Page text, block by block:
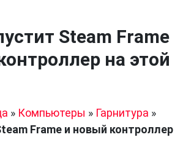
Steam Frame
на этой
» Компьютеры » Гарнитура »
Frame и новый контроллер